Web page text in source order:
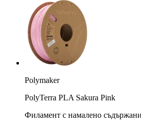
Polymaker
PolyTerra PLA Sakura Pink
Филамент с намалено